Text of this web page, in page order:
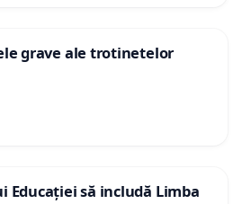
grave ale trotinetelor
Educației să includă Limba